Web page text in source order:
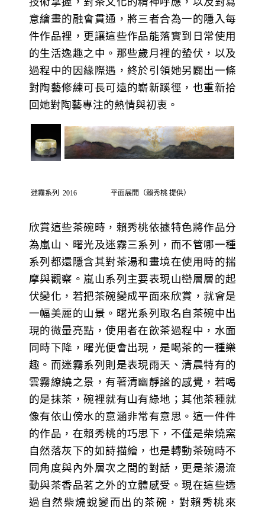
意繪畫的融會貫通，將三者合為一的隱入每
件作品裡，更讓這些作品能落實到日常使用
的生活逸趣之中。那些歲月裡的蟄伏，以及
過程中的因緣際遇，終於引領她另闢出一條
對陶藝修練可長可遠的嶄新蹊徑，也重新拾
回她對陶藝專注的熱情與初衷。
迷霧系列 2016 平面展開（賴秀桃 提供）
欣賞這些茶碗時，賴秀桃依據特色將作品分
為嵐山、曙光及迷霧三系列，而不管哪一種
系列都還隱含其對茶湯和畫境在使用時的揣
摩與觀察。嵐山系列主要表現山巒層層的起
伏變化，若把茶碗變成平面來欣賞，就會是
一幅美麗的山景。曙光系列取名自茶碗中出
現的微暈亮點，使用者在飲茶過程中，水面
同時下降，曙光便會出現，是喝茶的一種樂
趣。而迷霧系列則是表現雨天、清晨特有的
雲霧繚繞之景，有著清幽靜謐的感覺，若喝
的是抹茶，碗裡就有山有綠地；其他茶種就
像有依山傍水的意涵非常有意思。這一件件
的作品，在賴秀桃的巧思下，不僅是柴燒窯
自然落灰下的如詩描繪，也是轉動茶碗時不
同角度與內外層次之間的對話，更是茶湯流
動與茶香品茗之外的立體感受。現在這些透
過自然柴燒蛻變而出的茶碗，對賴秀桃來